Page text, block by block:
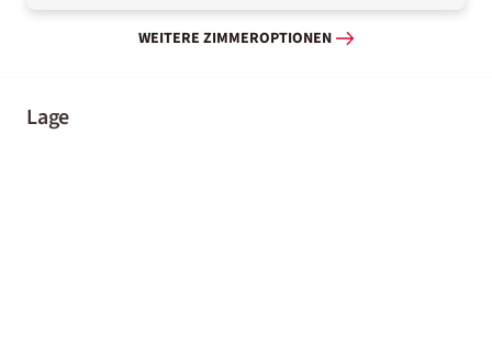
WEITERE ZIMMEROPTIONEN
Lage